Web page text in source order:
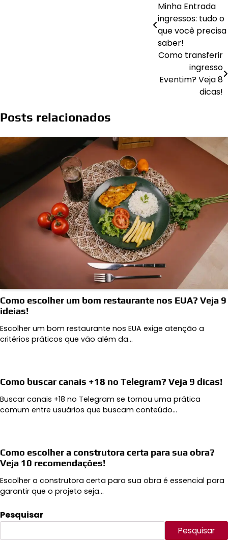
de
Post
Minha Entrada
ingressos: tudo o
que você precisa
saber!
Como transferir
ingresso
Eventim? Veja 8
dicas!
Posts relacionados
Como escolher um bom restaurante nos EUA? Veja 9
ideias!
Escolher um bom restaurante nos EUA exige atenção a
critérios práticos que vão além da…
Como buscar canais +18 no Telegram? Veja 9 dicas!
Buscar canais +18 no Telegram se tornou uma prática
comum entre usuários que buscam conteúdo…
Como escolher a construtora certa para sua obra?
Veja 10 recomendações!
Escolher a construtora certa para sua obra é essencial para
garantir que o projeto seja…
Pesquisar
Pesquisar